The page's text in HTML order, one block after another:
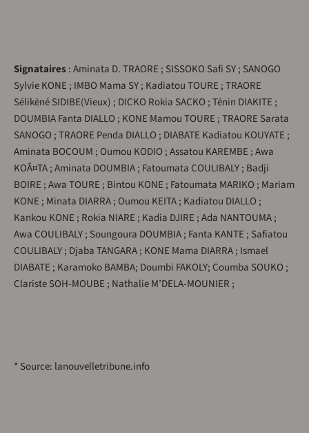
Signataires : Aminata D. TRAORE ; SISSOKO Safi SY ; SANOGO
Sylvie KONE ; IMBO Mama SY ; Kadiatou TOURE ; TRAORE
Sélikèné SIDIBE(Vieux) ; DICKO Rokia SACKO ; Ténin DIAKITE ;
DOUMBIA Fanta DIALLO ; KONE Mamou TOURE ; TRAORE Sarata
SANOGO ; TRAORE Penda DIALLO ; DIABATE Kadiatou KOUYATE ;
Aminata BOCOUM ; Oumou KODIO ; Assatou KAREMBE ; Awa
KOÂ¤TA ; Aminata DOUMBIA ; Fatoumata COULIBALY ; Badji
BOIRE ; Awa TOURE ; Bintou KONE ; Fatoumata MARIKO ; Mariam
KONE ; Minata DIARRA ; Oumou KEITA ; Kadiatou DIALLO ;
Kankou KONE ; Rokia NIARE ; Kadia DJIRE ; Ada NANTOUMA ;
Awa COULIBALY ; Soungoura DOUMBIA ; Fanta KANTE ; Safiatou
COULIBALY ; Djaba TANGARA ; KONE Mama DIARRA ; Ismael
DIABATE ; Karamoko BAMBA; Doumbi FAKOLY; Coumba SOUKO ;
Clariste SOH-MOUBE ; Nathalie M’DELA-MOUNIER ;
* Source: lanouvelletribune.info